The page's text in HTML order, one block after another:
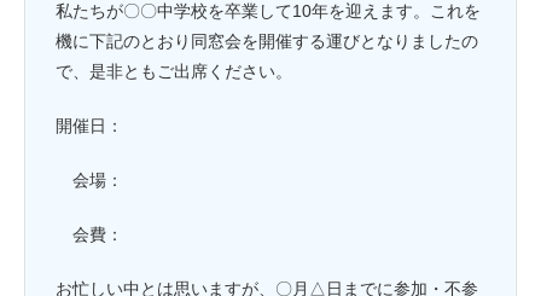
私たちが〇〇中学校を卒業して10年を迎えます。これを
機に下記のとおり同窓会を開催する運びとなりましたの
で、是非ともご出席ください。
開催日：
会場：
会費：
お忙しい中とは思いますが、〇月△日までに参加・不参